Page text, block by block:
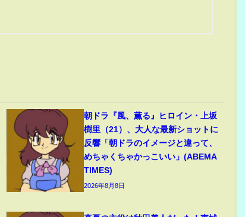
朝ドラ『風、薫る』ヒロイン・上坂
樹里（21）、大人な最新ショットに
反響「朝ドラのイメージと違って、
めちゃくちゃかっこいい」(ABEMA
TIMES)
2026年8月8日